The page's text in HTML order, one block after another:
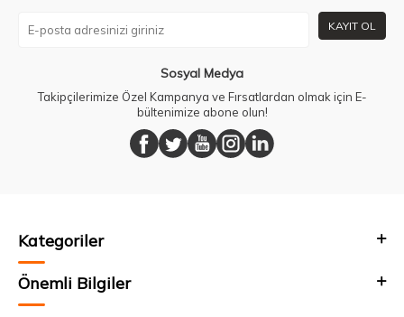
KAYIT OL
Sosyal Medya
Takipçilerimize Özel Kampanya ve Fırsatlardan olmak için E-
bültenimize abone olun!
Kategoriler
Önemli Bilgiler